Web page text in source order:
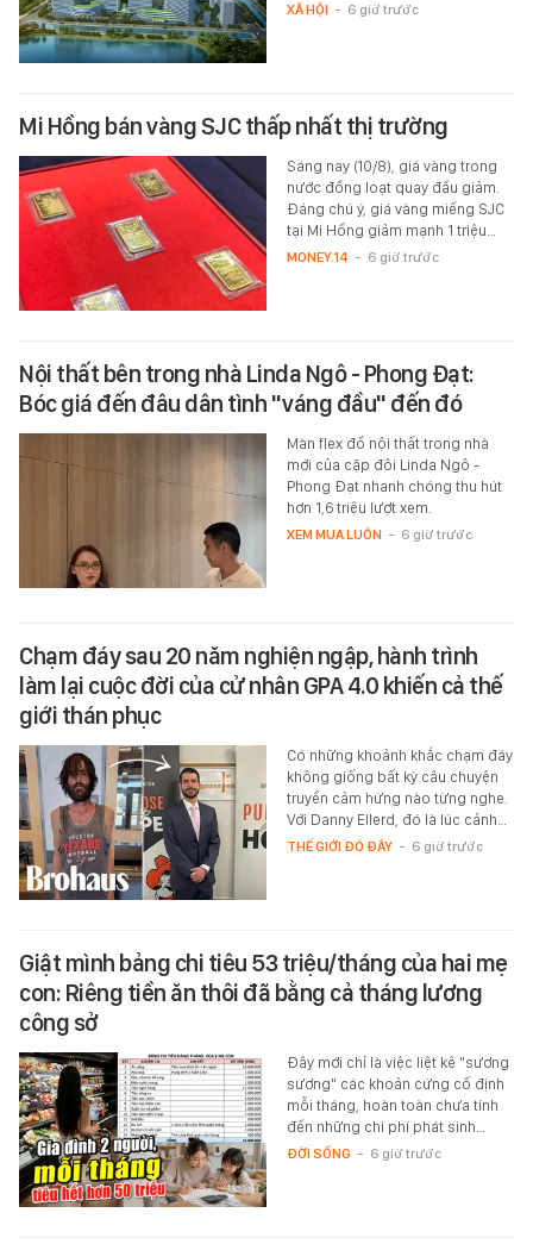
XÃ HỘI - 6 giờ trước
Mi Hồng bán vàng SJC thấp nhất thị trường
Sáng nay (10/8), giá vàng trong
nước đồng loạt quay đầu giảm.
Đáng chú ý, giá vàng miếng SJC
tại Mi Hồng giảm mạnh 1 triệu…
MONEY.14 - 6 giờ trước
Nội thất bên trong nhà Linda Ngô - Phong Đạt:
Bóc giá đến đâu dân tình "váng đầu" đến đó
Màn flex đồ nội thất trong nhà
mới của cặp đôi Linda Ngô -
Phong Đạt nhanh chóng thu hút
hơn 1,6 triệu lượt xem.
XEM MUA LUÔN - 6 giờ trước
Chạm đáy sau 20 năm nghiện ngập, hành trình
làm lại cuộc đời của cử nhân GPA 4.0 khiến cả thế
giới thán phục
Có những khoảnh khắc chạm đáy
không giống bất kỳ câu chuyện
truyền cảm hứng nào từng nghe.
Với Danny Ellerd, đó là lúc cảnh…
THẾ GIỚI ĐÓ ĐÂY - 6 giờ trước
Giật mình bảng chi tiêu 53 triệu/tháng của hai mẹ
con: Riêng tiền ăn thôi đã bằng cả tháng lương
công sở
Đây mới chỉ là việc liệt kê "sương
sương" các khoản cứng cố định
mỗi tháng, hoàn toàn chưa tính
đến những chi phí phát sinh…
ĐỜI SỐNG - 6 giờ trước